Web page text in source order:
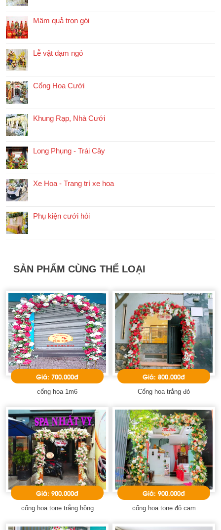
Mâm quả trọn gói
Lễ vật dạm ngỏ
Cổng Hoa Cưới
Khung Rạp, Nhà Cưới
Long Phụng - Trái Cây
Xe Hoa - Trang trí xe hoa
Phụ kiện cưới hỏi
SẢN PHẨM CÙNG THỂ LOẠI
Giá: 700.000đ
cổng hoa 1m6
Giá: 800.000đ
Cổng hoa trắng đỏ
Giá: 900.000đ
cổng hoa tone trắng hồng
Giá: 900.000đ
cổng hoa tone đỏ cam